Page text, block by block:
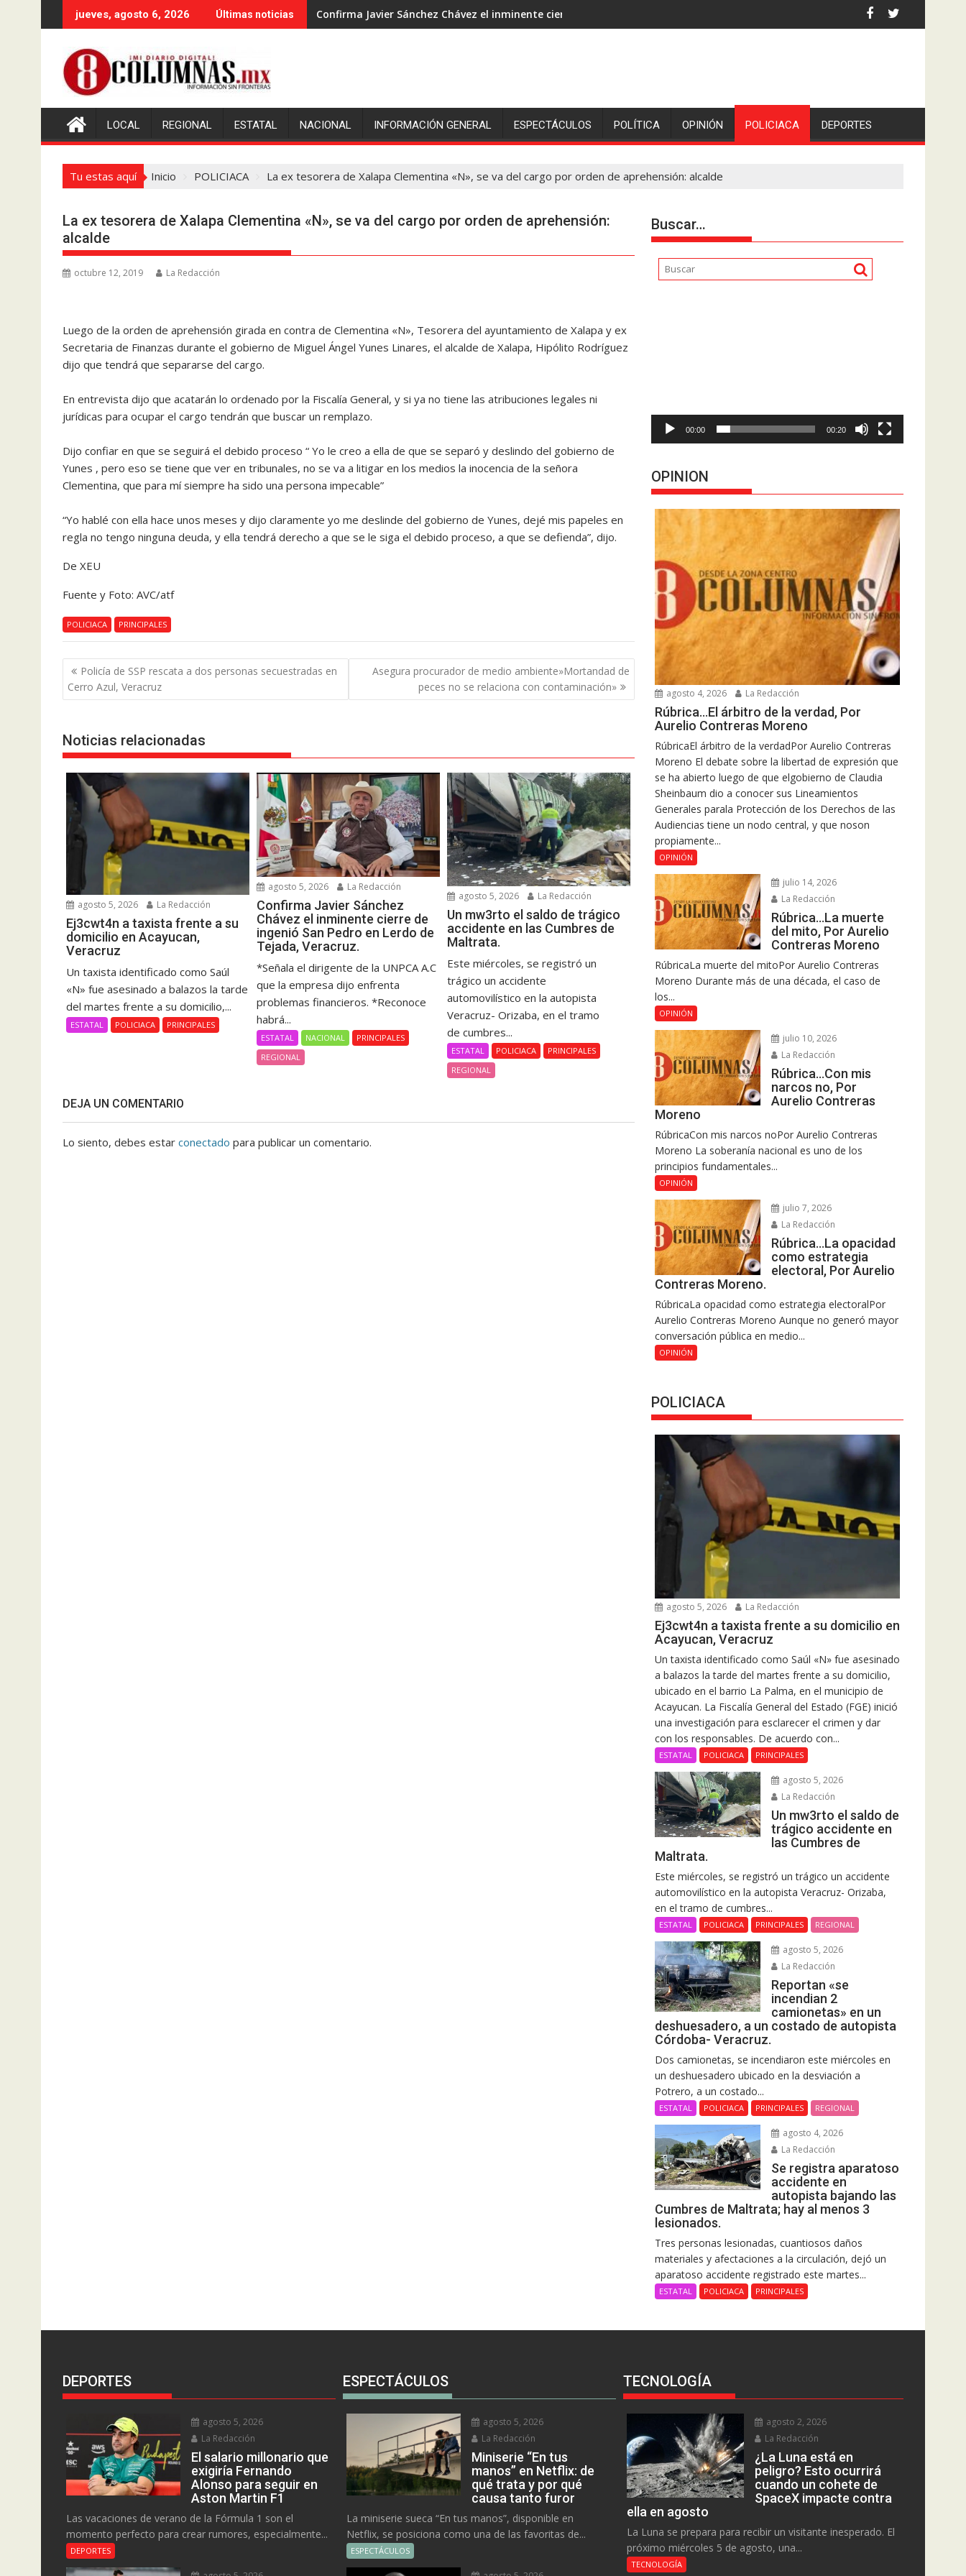
al
jueves, agosto 6, 2026 Últimas noticias Confirma Javier Sánchez Chávez el inminente cierre de ingenió San Pedro en Lerdo de Tejada, Veracruz.
LOCAL REGIONAL ESTATAL NACIONAL INFORMACIÓN GENERAL ESPECTÁCULOS POLÍTICA OPINIÓN POLICIACA DEPORTES
Tu estas aquí Inicio POLICIACA La ex tesorera de Xalapa Clementina «N», se va del cargo por orden de aprehensión: alcalde
La ex tesorera de Xalapa Clementina «N», se va del cargo por orden de aprehensión:
alcalde
octubre 12, 2019 La Redacción
Luego de la orden de aprehensión girada en contra de Clementina «N», Tesorera del ayuntamiento de Xalapa y ex
Secretaria de Finanzas durante el gobierno de Miguel Ángel Yunes Linares, el alcalde de Xalapa, Hipólito Rodríguez
dijo que tendrá que separarse del cargo.
En entrevista dijo que acatarán lo ordenado por la Fiscalía General, y si ya no tiene las atribuciones legales ni
jurídicas para ocupar el cargo tendrán que buscar un remplazo.
Dijo confiar en que se seguirá el debido proceso “ Yo le creo a ella de que se separó y deslindo del gobierno de
Yunes , pero eso se tiene que ver en tribunales, no se va a litigar en los medios la inocencia de la señora
Clementina, que para mí siempre ha sido una persona impecable”
“Yo hablé con ella hace unos meses y dijo claramente yo me deslinde del gobierno de Yunes, dejé mis papeles en
regla no tengo ninguna deuda, y ella tendrá derecho a que se le siga el debido proceso, a que se defienda”, dijo.
De XEU
Fuente y Foto: AVC/atf
POLICIACA PRINCIPALES
Navegación
de
entradas
Policía de SSP rescata a dos personas secuestradas en
Cerro Azul, Veracruz
Asegura procurador de medio ambiente»Mortandad de
peces no se relaciona con contaminación»
Noticias relacionadas
agosto 5, 2026 La Redacción
Ej3cwt4n a taxista frente a su
domicilio en Acayucan,
Veracruz
Un taxista identificado como Saúl
«N» fue asesinado a balazos la tarde
del martes frente a su domicilio,...
ESTATAL POLICIACA PRINCIPALES
agosto 5, 2026 La Redacción
Confirma Javier Sánchez
Chávez el inminente cierre de
ingenió San Pedro en Lerdo de
Tejada, Veracruz.
*Señala el dirigente de la UNPCA A.C
que la empresa dijo enfrenta
problemas financieros. *Reconoce
habrá...
ESTATAL NACIONAL
PRINCIPALES
REGIONAL
agosto 5, 2026 La Redacción
Un mw3rto el saldo de trágico
accidente en las Cumbres de
Maltrata.
Este miércoles, se registró un
trágico un accidente
automovilístico en la autopista
Veracruz- Orizaba, en el tramo
de cumbres...
ESTATAL POLICIACA
PRINCIPALES
REGIONAL
DEJA UN COMENTARIO
Lo siento, debes estar conectado para publicar un comentario.
Buscar…
00:00 00:20
OPINION
agosto 4, 2026 La Redacción
Rúbrica…El árbitro de la verdad, Por
Aurelio Contreras Moreno
RúbricaEl árbitro de la verdadPor Aurelio Contreras
Moreno El debate sobre la libertad de expresión que
se ha abierto luego de que elgobierno de Claudia
Sheinbaum dio a conocer sus Lineamientos
Generales parala Protección de los Derechos de las
Audiencias tiene un nodo central, y que noson
propiamente...
OPINIÓN
julio 14, 2026
La Redacción
Rúbrica…La muerte
del mito, Por Aurelio
Contreras Moreno
RúbricaLa muerte del mitoPor Aurelio Contreras
Moreno Durante más de una década, el caso de
los...
OPINIÓN
julio 10, 2026
La Redacción
Rúbrica…Con mis
narcos no, Por
Aurelio Contreras
Moreno
RúbricaCon mis narcos noPor Aurelio Contreras
Moreno La soberanía nacional es uno de los
principios fundamentales...
OPINIÓN
julio 7, 2026
La Redacción
Rúbrica…La opacidad
como estrategia
electoral, Por Aurelio
Contreras Moreno.
RúbricaLa opacidad como estrategia electoralPor
Aurelio Contreras Moreno Aunque no generó mayor
conversación pública en medio...
OPINIÓN
POLICIACA
agosto 5, 2026 La Redacción
Ej3cwt4n a taxista frente a su domicilio en
Acayucan, Veracruz
Un taxista identificado como Saúl «N» fue asesinado
a balazos la tarde del martes frente a su domicilio,
ubicado en el barrio La Palma, en el municipio de
Acayucan. La Fiscalía General del Estado (FGE) inició
una investigación para esclarecer el crimen y dar
con los responsables. De acuerdo con...
ESTATAL POLICIACA PRINCIPALES
agosto 5, 2026
La Redacción
Un mw3rto el saldo de
trágico accidente en
las Cumbres de
Maltrata.
Este miércoles, se registró un trágico un accidente
automovilístico en la autopista Veracruz- Orizaba,
en el tramo de cumbres...
ESTATAL POLICIACA PRINCIPALES REGIONAL
agosto 5, 2026
La Redacción
Reportan «se
incendian 2
camionetas» en un
deshuesadero, a un costado de autopista
Córdoba- Veracruz.
Dos camionetas, se incendiaron este miércoles en
un deshuesadero ubicado en la desviación a
Potrero, a un costado...
ESTATAL POLICIACA PRINCIPALES REGIONAL
agosto 4, 2026
La Redacción
Se registra aparatoso
accidente en
autopista bajando las
Cumbres de Maltrata; hay al menos 3
lesionados.
Tres personas lesionadas, cuantiosos daños
materiales y afectaciones a la circulación, dejó un
aparatoso accidente registrado este martes...
ESTATAL POLICIACA PRINCIPALES
DEPORTES
agosto 5, 2026
La Redacción
El salario millonario que
exigiría Fernando
Alonso para seguir en
Aston Martin F1
Las vacaciones de verano de la Fórmula 1 son el
momento perfecto para crear rumores, especialmente...
DEPORTES
ESPECTÁCULOS
agosto 5, 2026
La Redacción
Miniserie “En tus
manos” en Netflix: de
qué trata y por qué
causa tanto furor
La miniserie sueca “En tus manos”, disponible en
Netflix, se posiciona como una de las favoritas de...
ESPECTÁCULOS
TECNOLOGÍA
agosto 2, 2026
La Redacción
¿La Luna está en
peligro? Esto ocurrirá
cuando un cohete de
SpaceX impacte contra
ella en agosto
La Luna se prepara para recibir un visitante inesperado. El
próximo miércoles 5 de agosto, una...
TECNOLOGÍA